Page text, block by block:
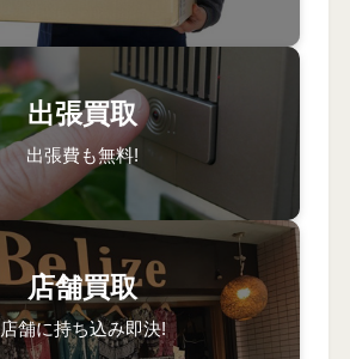
出張買取
出張費も無料!
店舗買取
店舗に持ち込み即決!